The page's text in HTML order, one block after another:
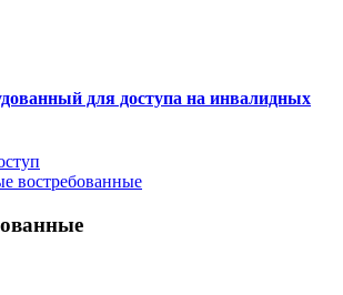
для доступа на инвалидных
востребованные